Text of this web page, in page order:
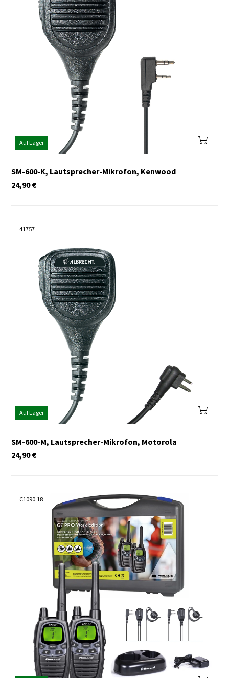
Auf Lager
SM-600-K, Lautsprecher-Mikrofon, Kenwood
€
24,90
41757
Auf Lager
SM-600-M, Lautsprecher-Mikrofon, Motorola
€
24,90
C1090.18